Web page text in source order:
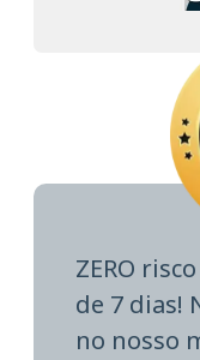
ZERO
de 7 dias!
no nosso